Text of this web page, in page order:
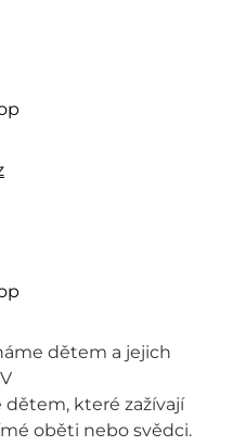
dětem a jejich
které zažívají
oběti nebo svědci.